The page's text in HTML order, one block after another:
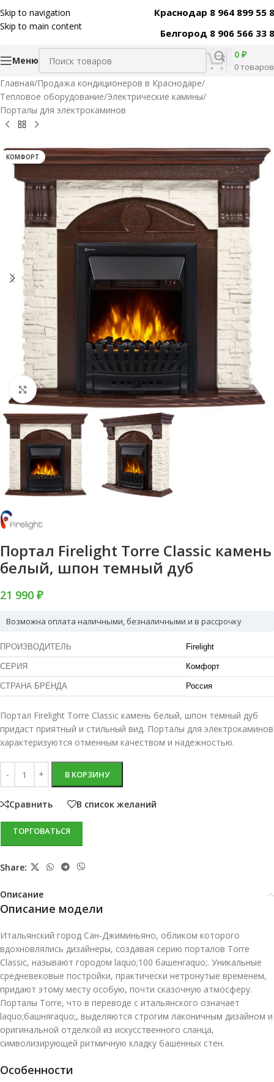
Skip to navigation
Skip to main content
Краснодар 8 964 899 55
Белгород 8 906 566 33
Меню
0товаров
0 ₽
Главная/Продажа кондиционеров в Краснодаре/
Тепловое оборудование/Электрические камины/
Порталы для электрокаминов
Код товара:31321
КОМФОРТ
Нажмите, чтобы увеличить
Портал Firelight Torre Classic камень
белый, шпон темный дуб
21 990 ₽
Возможна оплата наличными, безналичными и в рассрочку
ПРОИЗВОДИТЕЛЬ Firelight
СЕРИЯ Комфорт
СТРАНА БРЕНДА Россия
Портал Firelight Torre Classic камень белый, шпон темный дуб
придаст приятный и стильный вид. Порталы для электрокаминов
характеризуются отменным качеством и надежностью.
В КОРЗИНУ
Сравнить В список желаний
ТОРГОВАТЬСЯ
Share:
Описание
Описание модели
Итальянский город Сан-Джиминьяно, обликом которого
вдохновлялись дизайнеры, создавая серию порталов Torre
Classic, называют городом laquo;100 башенraquo;. Уникальные
средневековые постройки, практически нетронутые временем,
придают этому месту особую, почти сказочную атмосферу.
Порталы Torre, что в переводе с итальянского означает
laquo;башняraquo;, выделяются строгим лаконичным дизайном и
оригинальной отделкой из искусственного сланца,
символизирующей ритмичную кладку башенных стен.
Особенности